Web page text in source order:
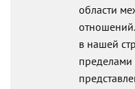
области
в нашей
пределами